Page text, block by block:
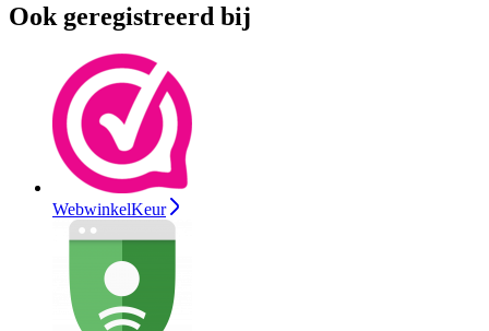
Ook geregistreerd bij
WebwinkelKeur